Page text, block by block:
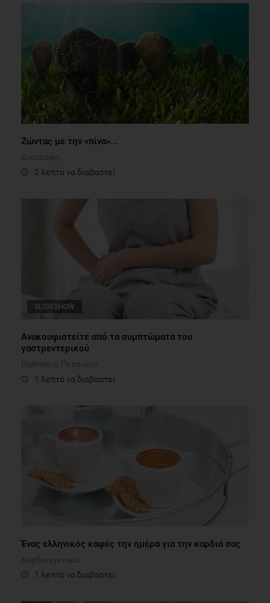
Ζώντας με την «πίνα»...
Διατροφή
2 λεπτά να διαβαστεί
SLIDESHOW
Ανακουφιστείτε από τα συμπτώματα του
γαστρεντερικού
Παθήσεις Πεπτικού
1 λεπτό να διαβαστεί
Ένας ελληνικός καφές την ημέρα για την καρδιά σας
Καρδιαγγειακά
1 λεπτό να διαβαστεί